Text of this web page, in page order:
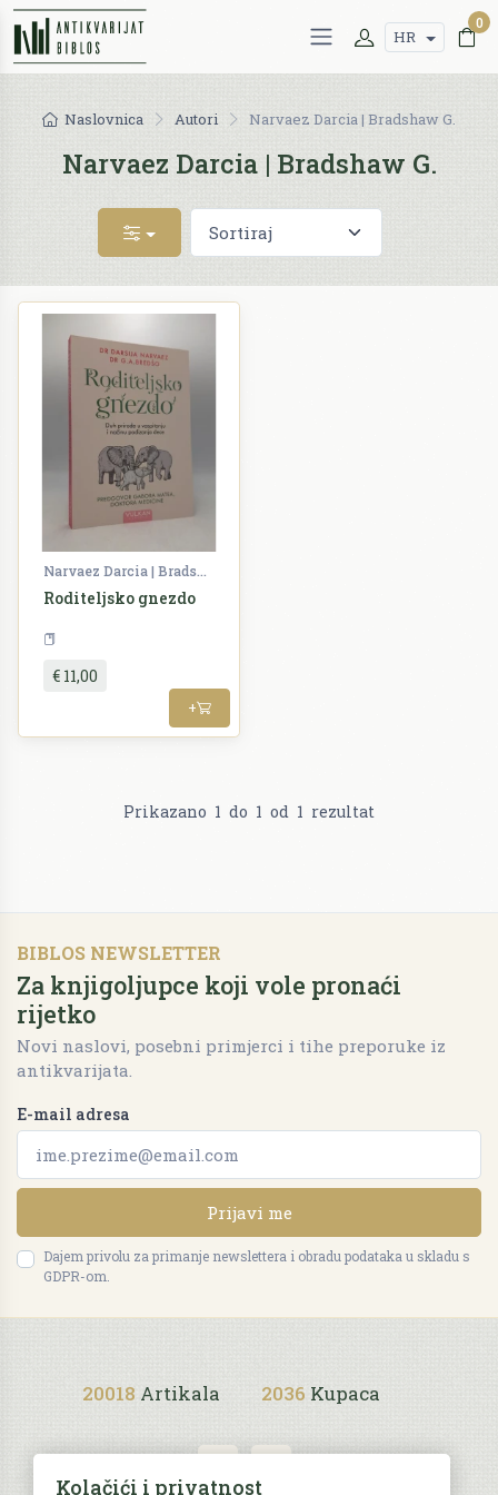
HR
0
Naslovnica Autori Narvaez Darcia | Bradshaw G.
Narvaez Darcia | Bradshaw G.
Narvaez Darcia | Bradshaw G.
Roditeljsko gnezdo
€ 11,00
+
Prikazano 1 do 1 od 1 rezultat
BIBLOS NEWSLETTER
Za knjigoljupce koji vole pronaći
rijetko
Novi naslovi, posebni primjerci i tihe preporuke iz
antikvarijata.
E-mail adresa
Prijavi me
Dajem privolu za primanje newslettera i obradu podataka u skladu s
GDPR-om.
20018 Artikala 2036 Kupaca
Kolačići i privatnost